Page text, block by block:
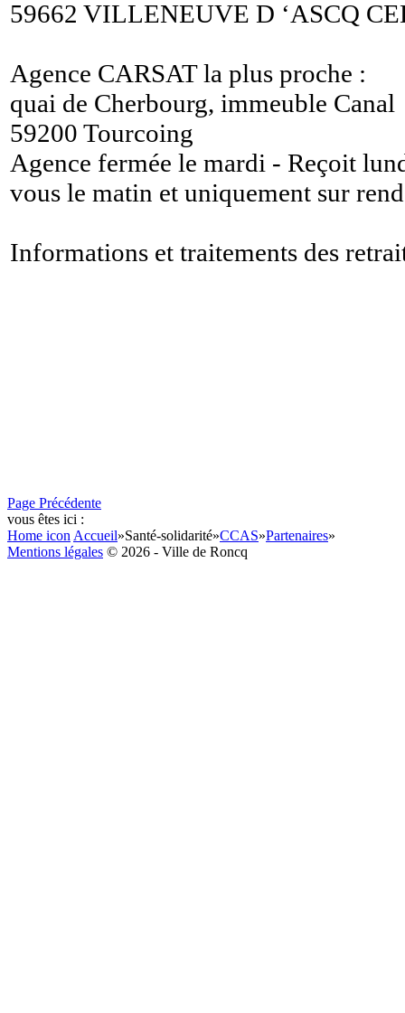
59662 VILLENEUVE D ‘ASCQ
Agence CARSAT la plus proche :
quai de Cherbourg, immeuble Canal
59200 Tourcoing
Agence fermée le mardi - Reçoit
vous le matin et uniquement sur
Informations et traitements des
Page Précédente
vous êtes ici :
Home icon Accueil»Santé-solidarité»CCAS»Partenaires»
Mentions légales © 2026 - Ville de Roncq